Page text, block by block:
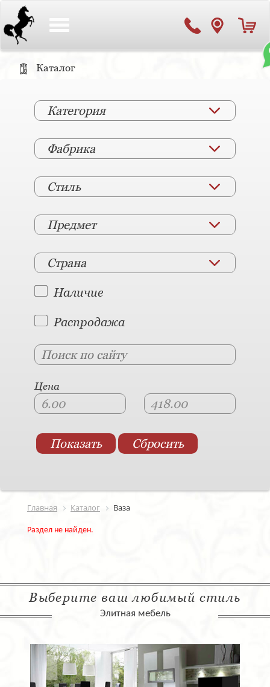
Каталог
Категория
Фабрика
Стиль
Предмет
Страна
Наличие
Распродажа
Цена
Главная Каталог Ваза
Раздел не найден.
Выберите ваш любимый стиль
Элитная мебель